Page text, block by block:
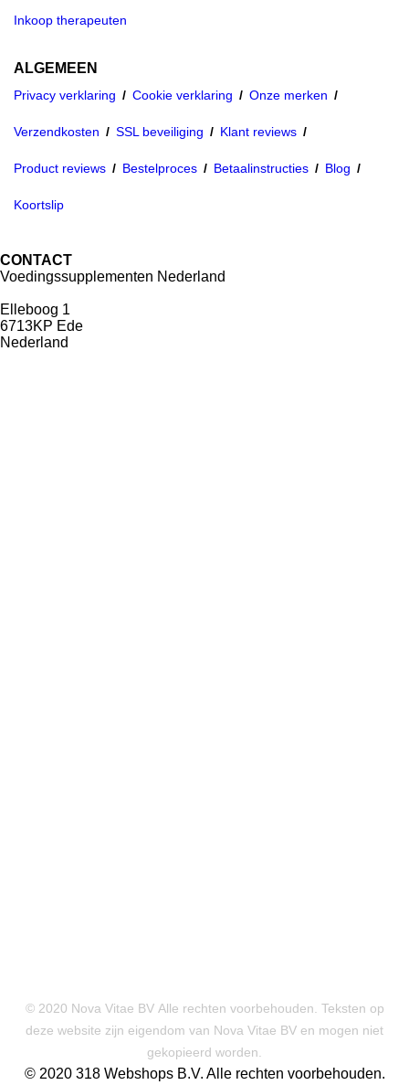
Inkoop therapeuten
ALGEMEEN
Privacy verklaring Cookie verklaring Onze merken
Verzendkosten SSL beveiliging Klant reviews
Product reviews Bestelproces Betaalinstructies Blog
Koortslip
CONTACT
Voedingssupplementen Nederland
Elleboog 1
6713KP Ede
Nederland
© 2020 Nova Vitae BV Alle rechten voorbehouden. Teksten op
deze website zijn eigendom van Nova Vitae BV en mogen niet
gekopieerd worden.
© 2020 318 Webshops B.V. Alle rechten voorbehouden.